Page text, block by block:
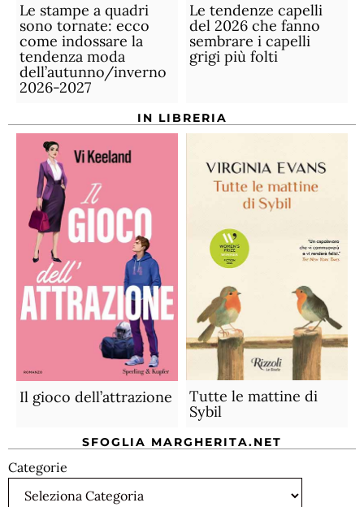
Le stampe a quadri
sono tornate: ecco
come indossare la
tendenza moda
dell’autunno/inverno
2026-2027
Le tendenze capelli
del 2026 che fanno
sembrare i capelli
grigi più folti
IN LIBRERIA
Il gioco dell’attrazione
Tutte le mattine di
Sybil
SFOGLIA MARGHERITA.NET
Categorie